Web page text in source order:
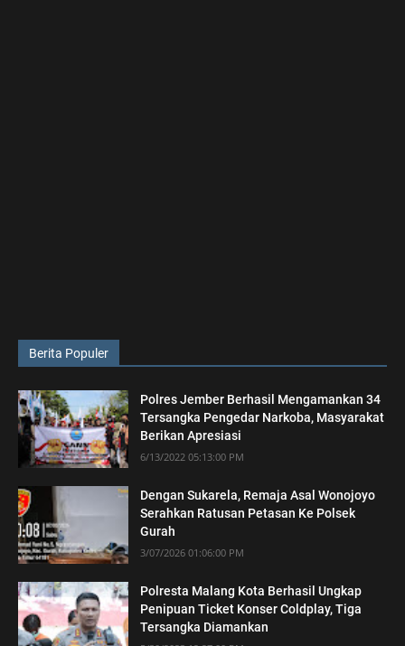
Berita Populer
Polres Jember Berhasil Mengamankan 34
Tersangka Pengedar Narkoba, Masyarakat
Berikan Apresiasi
6/13/2022 05:13:00 PM
Dengan Sukarela, Remaja Asal Wonojoyo
Serahkan Ratusan Petasan Ke Polsek
Gurah
3/07/2026 01:06:00 PM
Polresta Malang Kota Berhasil Ungkap
Penipuan Ticket Konser Coldplay, Tiga
Tersangka Diamankan